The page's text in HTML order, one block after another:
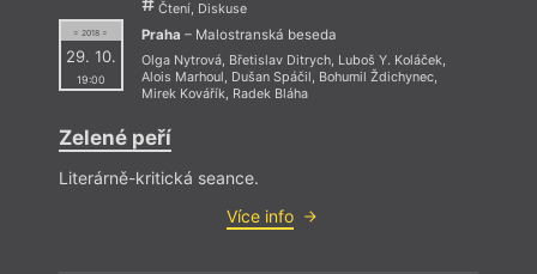
= 2018 =
29. 10.
19:00
Čtení, Diskuse
Praha – Malostranská beseda
Olga Nytrová, Břetislav Ditrych, Luboš Y. Koláček,
Alois Marhoul , Dušan Spáčil , Bohumil Ždichynec,
Mirek Kovářík, Radek Bláha
Zelené peří
Literárně-kritická seance.
Více info